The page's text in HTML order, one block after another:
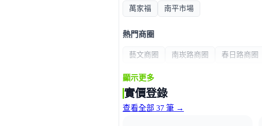
萬家福 南平市場
熱門商圈
藝文商圈 南崁路商圈 春日路商圈
醫療機構
敏盛醫院
顯示更多
實價登錄
查看全部 37 筆 →